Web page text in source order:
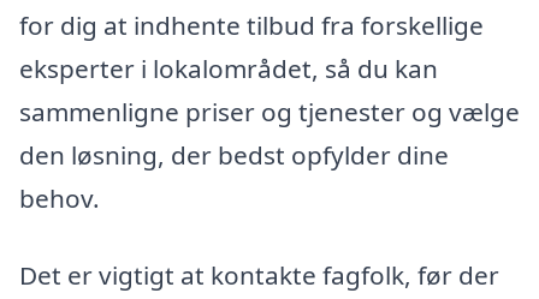
for dig at indhente tilbud fra forskellige
eksperter i lokalområdet, så du kan
sammenligne priser og tjenester og vælge
den løsning, der bedst opfylder dine
behov.
Det er vigtigt at kontakte fagfolk, før der